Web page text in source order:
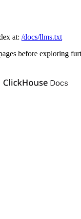
at: /docs/llms.txt
before exploring